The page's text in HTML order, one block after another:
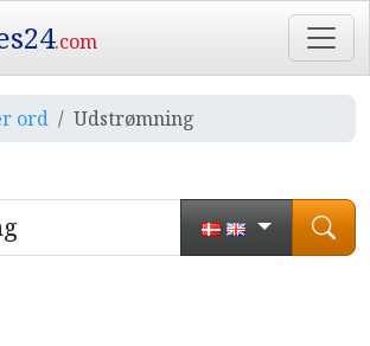
.com
ord Udstrømning